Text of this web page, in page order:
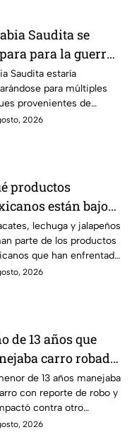
Saudita se
para la guerra?
ataques de
armados de tres
Saudita estaría
para múltiples
provenientes de
armados de tres países.
2026
productos
están bajo
de Estados
Aguacates,
y jalapeños
la lista
lechuga y jalapeños
parte de los productos
que han enfrentado
o
2026
de 13 años que
carro robado
brutal
hay un
y heridos de
de 13 años manejaba
con reporte de robo y
contra otro
en Maryland, Estados
2026